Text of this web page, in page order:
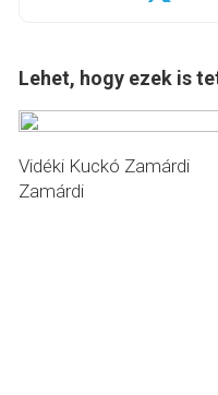
Lehet, hogy ezek is
Vidéki Kuckó Zamárdi
Zamárdi